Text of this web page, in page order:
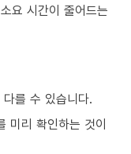
요 시간이 줄어드는
를 수 있습니다.
미리 확인하는 것이